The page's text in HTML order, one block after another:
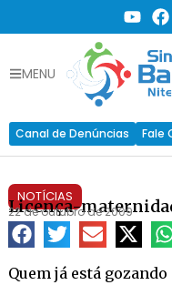
MENU
Canal de Denúncias Fale
NOTÍCIAS
Licença-
22 de outubro de 2009
Quem já está